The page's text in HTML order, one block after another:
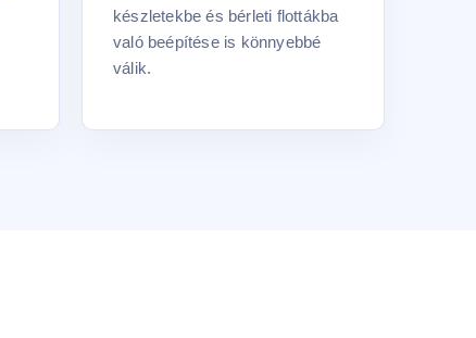
készletekbe és bérleti flottákba
való beépítése is könnyebbé
válik.